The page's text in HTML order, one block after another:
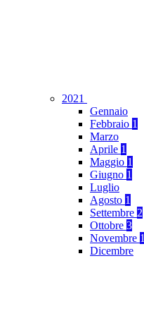
2021
Gennaio
Febbraio 1
Marzo
Aprile 1
Maggio 1
Giugno 1
Luglio
Agosto 1
Settembre 2
Ottobre 3
Novembre 1
Dicembre